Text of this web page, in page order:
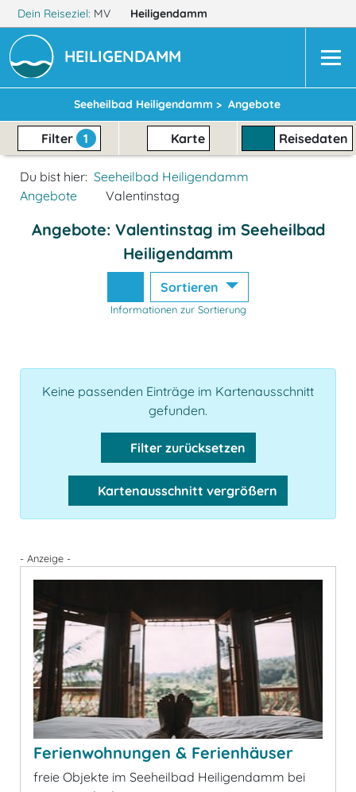
Dein Reiseziel: MV Heiligendamm
HEILIGENDAMM
Seeheilbad Heiligendamm > Angebote
Filter 1 Karte Reisedaten
Du bist hier: Seeheilbad Heiligendamm
Angebote
Valentinstag
Angebote: Valentinstag im Seeheilbad
Heiligendamm
Sortieren
Informationen zur Sortierung
Keine passenden Einträge im Kartenausschnitt
gefunden.
Filter zurücksetzen
Kartenausschnitt vergrößern
- Anzeige -
Ferienwohnungen & Ferienhäuser
freie Objekte im Seeheilbad Heiligendamm bei